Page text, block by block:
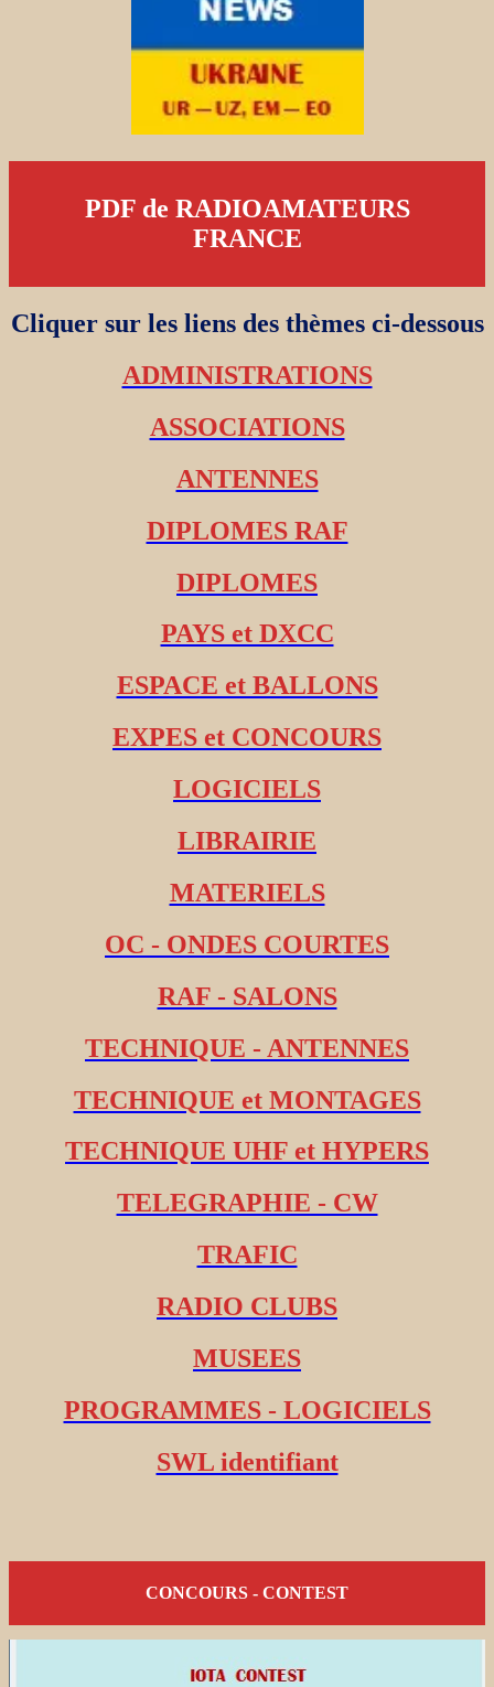
PDF de RADIOAMATEURS
FRANCE
Cliquer sur les liens des thèmes ci-dessous
ADMINISTRATIONS
ASSOCIATIONS
ANTENNES
DIPLOMES RAF
DIPLOMES
PAYS et DXCC
ESPACE et BALLONS
EXPES et CONCOURS
LOGICIELS
LIBRAIRIE
MATERIELS
OC - ONDES COURTES
RAF - SALONS
TECHNIQUE - ANTENNES
TECHNIQUE et MONTAGES
TECHNIQUE UHF et HYPERS
TELEGRAPHIE - CW
TRAFIC
RADIO CLUBS
MUSEES
PROGRAMMES - LOGICIELS
SWL identifiant
CONCOURS - CONTEST